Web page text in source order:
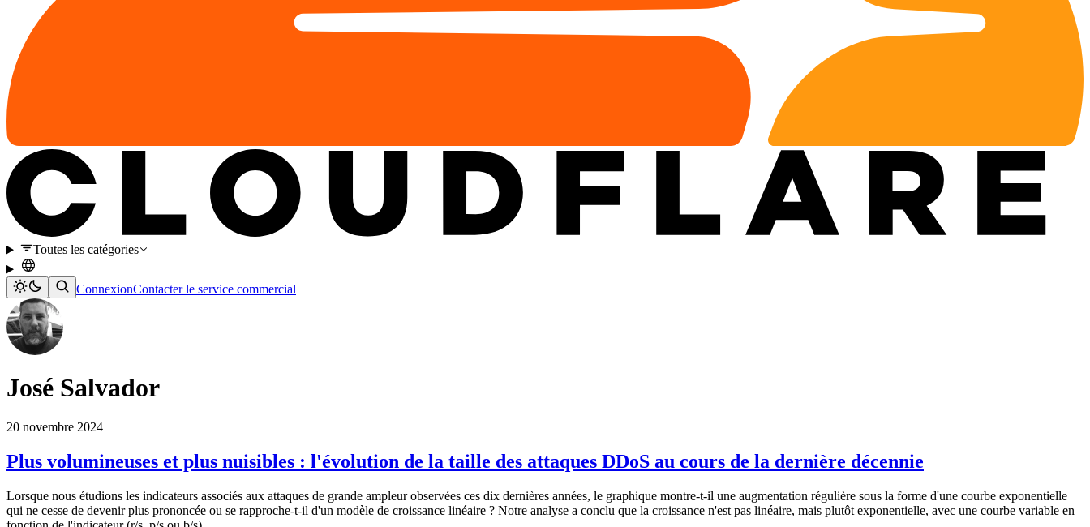
Toutes les catégories
ConnexionContacter le service commercial
José Salvador
20 novembre 2024
Plus volumineuses et plus nuisibles : l'évolution de la taille des attaques DDoS au cours de la dernière décennie
Lorsque nous étudions les indicateurs associés aux attaques de grande ampleur observées ces dix dernières années, le graphique montre-t-il une augmentation régulière sous la forme d'une courbe exponentielle
qui ne cesse de devenir plus prononcée ou se rapproche-t-il d'un modèle de croissance linéaire ? Notre analyse a conclu que la croissance n'est pas linéaire, mais plutôt exponentielle, avec une courbe variable en